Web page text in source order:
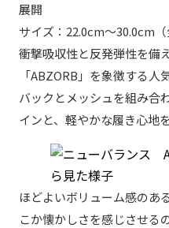
展開
サイズ：22.0cm〜30.0cm（
衝撃吸収性と反発弾性を備
「ABZORB」を象徴する
バックとメッシュを組み合
インと、軽やかな履き心地
ほどよいボリューム感のあ
こか懐かしさを感じさせる